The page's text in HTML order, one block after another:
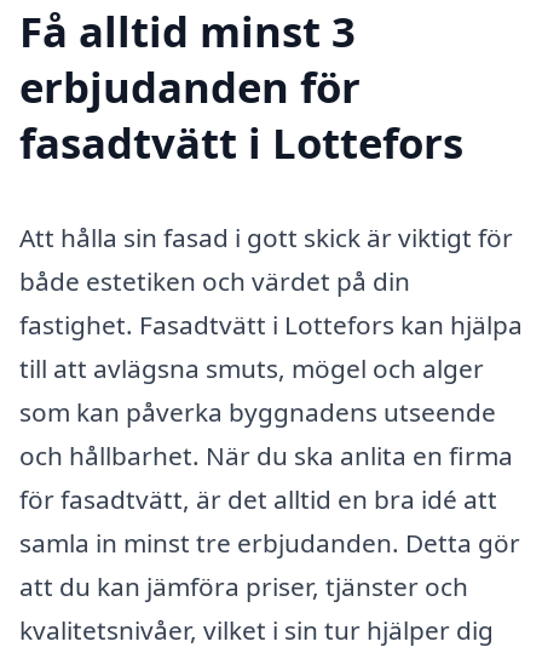
Få alltid minst 3
erbjudanden för
fasadtvätt i Lottefors
Att hålla sin fasad i gott skick är viktigt för
både estetiken och värdet på din
fastighet. Fasadtvätt i Lottefors kan hjälpa
till att avlägsna smuts, mögel och alger
som kan påverka byggnadens utseende
och hållbarhet. När du ska anlita en firma
för fasadtvätt, är det alltid en bra idé att
samla in minst tre erbjudanden. Detta gör
att du kan jämföra priser, tjänster och
kvalitetsnivåer, vilket i sin tur hjälper dig